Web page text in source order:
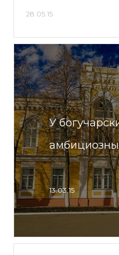
28.05.15
У
13.03.15